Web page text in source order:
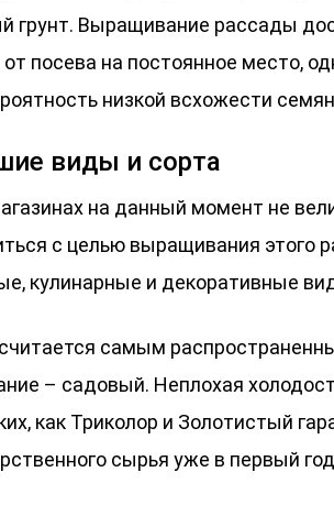
грунт. Выращивание рассады
посева на постоянное место,
низкой всхожести
виды и сорта
на данный момент не
с целью выращивания этого
кулинарные и декоративные
самым
– садовый. Неплохая
как Триколор и Золотистый
сырья уже в первый год